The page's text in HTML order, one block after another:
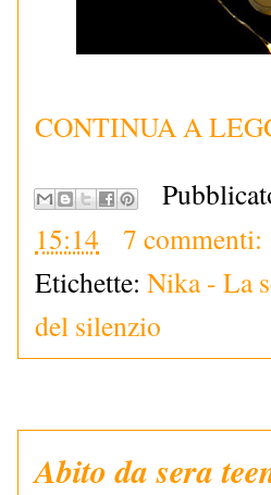
CONTINUA A
15:14
7 commenti:
Etichette: Nika - La
del silenzio
Abito da sera